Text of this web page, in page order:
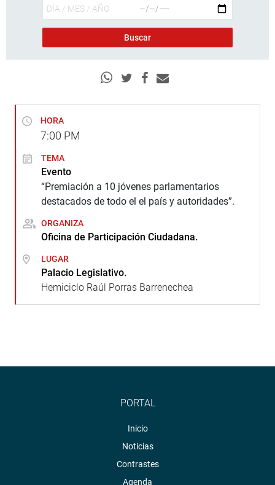
HORA
7:00 PM
TEMA
Evento
“Premiación a 10 jóvenes parlamentarios
destacados de todo el el país y autoridades”.
ORGANIZA
Oficina de Participación Ciudadana.
LUGAR
Palacio Legislativo.
Hemiciclo Raúl Porras Barrenechea
PORTAL
Inicio
Noticias
Contrastes
Agenda